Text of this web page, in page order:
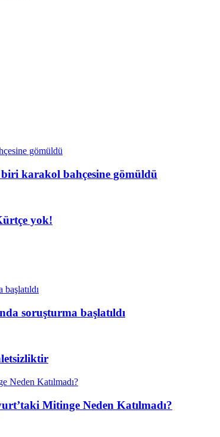
karakol bahçesine gömüldü
yok!
soruşturma başlatıldı
Mitinge Neden Katılmadı?